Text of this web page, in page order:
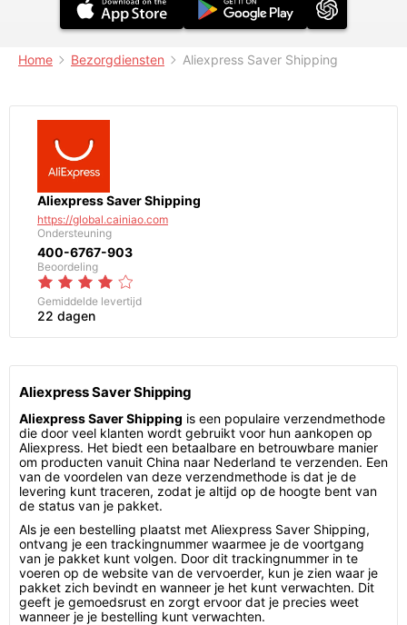
Home Bezorgdiensten Aliexpress Saver Shipping
Aliexpress Saver Shipping
https://global.cainiao.com
Ondersteuning
400-6767-903
Beoordeling
Gemiddelde levertijd
22 dagen
Aliexpress Saver Shipping
Aliexpress Saver Shipping is een populaire verzendmethode
die door veel klanten wordt gebruikt voor hun aankopen op
Aliexpress. Het biedt een betaalbare en betrouwbare manier
om producten vanuit China naar Nederland te verzenden. Een
van de voordelen van deze verzendmethode is dat je de
levering kunt traceren, zodat je altijd op de hoogte bent van
de status van je pakket.
Als je een bestelling plaatst met Aliexpress Saver Shipping,
ontvang je een trackingnummer waarmee je de voortgang
van je pakket kunt volgen. Door dit trackingnummer in te
voeren op de website van de vervoerder, kun je zien waar je
pakket zich bevindt en wanneer je het kunt verwachten. Dit
geeft je gemoedsrust en zorgt ervoor dat je precies weet
wanneer je je bestelling kunt verwachten.